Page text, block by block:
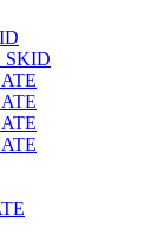
SKID